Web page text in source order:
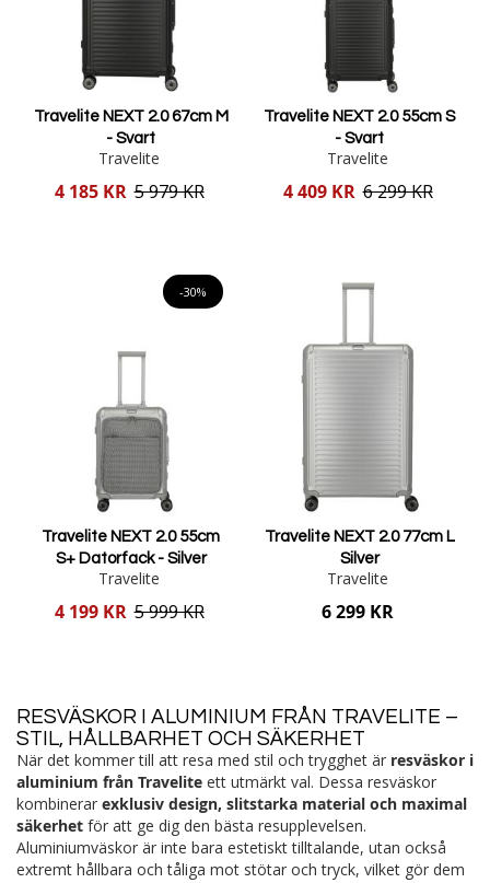
Travelite NEXT 2.0 67cm M
- Svart
Travelite
Reducerat
4 185 KR 5 979 KR
Travelite NEXT 2.0 55cm S
- Svart
Travelite
Reducerat
4 409 KR 6 299 KR
-30%
Travelite NEXT 2.0 55cm
S+ Datorfack - Silver
Travelite
Reducerat
4 199 KR 5 999 KR
Travelite NEXT 2.0 77cm L
Silver
Travelite
6 299 KR
RESVÄSKOR I ALUMINIUM FRÅN TRAVELITE –
STIL, HÅLLBARHET OCH SÄKERHET
När det kommer till att resa med stil och trygghet är resväskor i
aluminium från Travelite ett utmärkt val. Dessa resväskor
kombinerar exklusiv design, slitstarka material och maximal
säkerhet för att ge dig den bästa resupplevelsen.
Aluminiumväskor är inte bara estetiskt tilltalande, utan också
extremt hållbara och tåliga mot stötar och tryck, vilket gör dem